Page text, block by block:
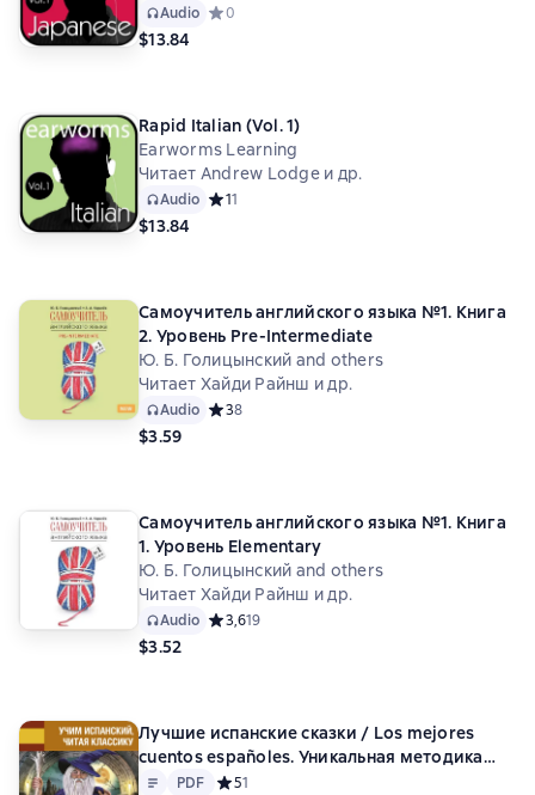
Audio Средний рейтинг 0 на основе 0 оценок
0
$13.84
Rapid Italian (Vol. 1)
Earworms Learning
Читает Andrew Lodge и др.
Audio Средний рейтинг 1 на основе 1 оценок
11
$13.84
Самоучитель английского языка №1. Книга
2. Уровень Pre-Intermediatе
Ю. Б. Голицынский and others
Читает Хайди Райнш и др.
Audio Средний рейтинг 3 на основе 8 оценок
38
$3.59
Самоучитель английского языка №1. Книга
1. Уровень Elementary
Ю. Б. Голицынский and others
Читает Хайди Райнш и др.
Audio Средний рейтинг 3,6 на основе 19 оценок
3,619
$3.52
Лучшие испанские сказки / Los mejores
cuentos españoles. Уникальная методика
обучения языку В. Ратке
Text PDF
PDF Средний рейтинг 5 на основе 1 оценок
51